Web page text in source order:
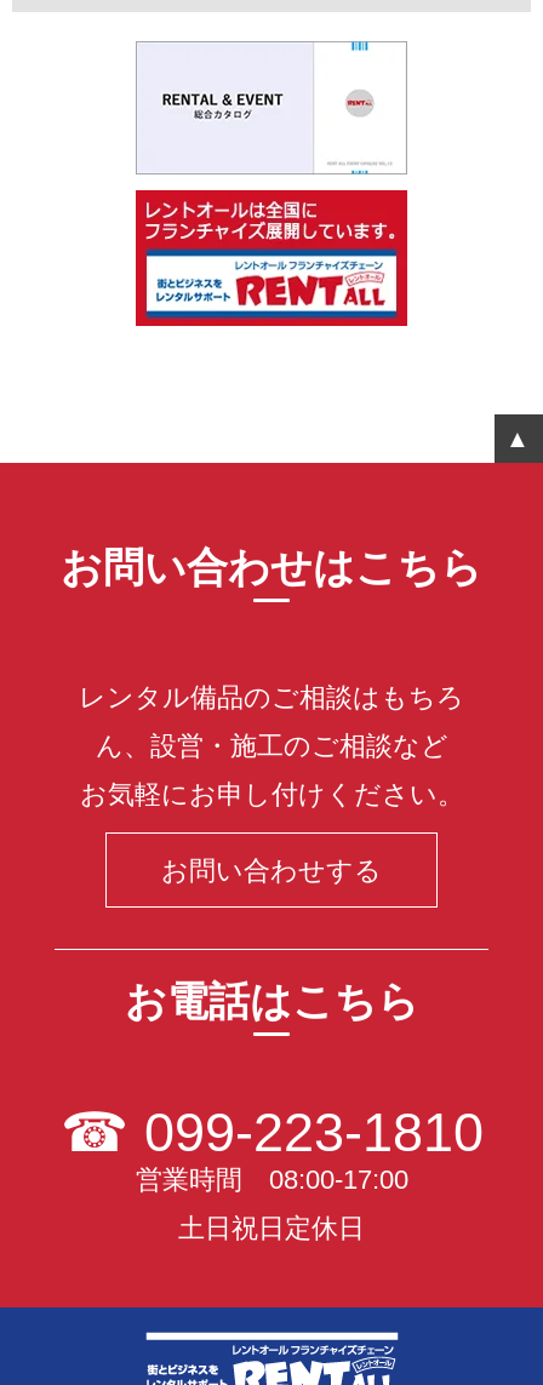
お問い合わせはこちら
レンタル備品のご相談はもちろ
ん、設営・施工のご相談など
お気軽にお申し付けください。
お問い合わせする
お電話はこちら
☎ 099-223-1810
営業時間 08:00-17:00
土日祝日定休日